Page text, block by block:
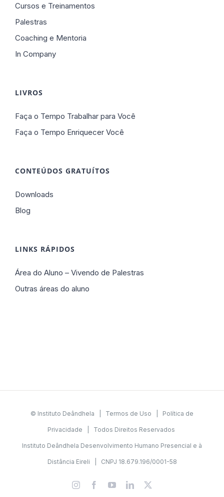
Cursos e Treinamentos
Palestras
Coaching e Mentoria
In Company
LIVROS
Faça o Tempo Trabalhar para Você
Faça o Tempo Enriquecer Você
CONTEÚDOS GRATUÍTOS
Downloads
Blog
LINKS RÁPIDOS
Área do Aluno – Vivendo de Palestras
Outras áreas do aluno
© Instituto Deândhela | Termos de Uso Política de
Privacidade | Todos Direitos Reservados
Instituto Deândhela Desenvolvimento Humano Presencial e à
Distância Eireli | CNPJ 18.679.196/0001-58